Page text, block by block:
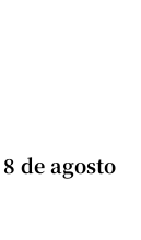
de agosto